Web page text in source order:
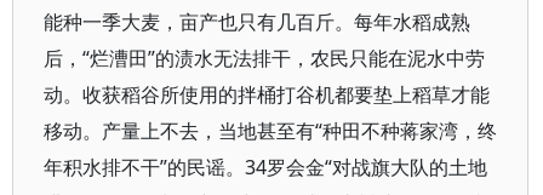
能种一季大麦，亩产也只有几百斤。每年水稻成熟
后，“烂漕田”的渍水无法排干，农民只能在泥水中劳
动。收获稻谷所使用的拌桶打谷机都要垫上稻草才能
移动。产量上不去，当地甚至有“种田不种蒋家湾，终
年积水排不干”的民谣。34罗会金“对战旗大队的土地